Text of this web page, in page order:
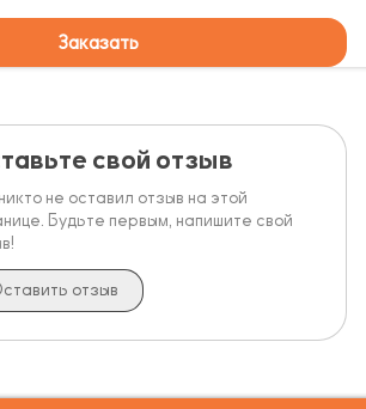
Заказать
свой отзыв
не оставил отзыв на этой
Будьте первым, напишите свой
отзыв